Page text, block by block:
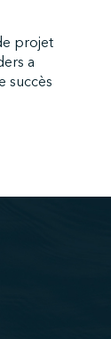
projet
a
succès